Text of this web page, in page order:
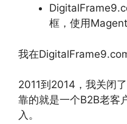
框，使用
我在
2011到2014，我关闭
靠的就是一个B2B老客
入。